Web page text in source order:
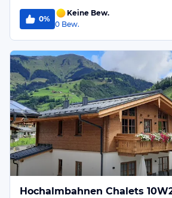
0%
Keine Bew.
0 Bew.
Hochalmbahnen Chalets